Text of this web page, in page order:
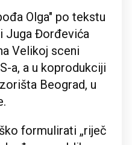
Olga" po tekstu
Juga Đorđevića
Velikoj sceni
a, a u koprodukciji
Beograd, u
formulirati „riječ